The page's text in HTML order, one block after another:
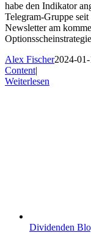
habe den Indikator
Telegram-Gruppe
Newsletter am
Alex Fischer2024-
Content|
Weiterlesen
Dividenden